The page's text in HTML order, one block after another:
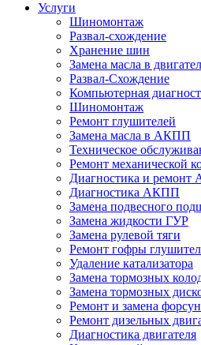
Услуги
Шиномонтаж
Развал-схождение
Хранение шин
Замена масла в
Развал-Схождение
Компьютерная
Шиномонтаж
Ремонт глушителей
Замена масла в АКПП
Техническое
Ремонт механической
Диагностика и
Диагностика АКПП
Замена подвесного
Замена жидкости ГУР
Замена рулевой тяги
Ремонт гофры
Удаление катализатора
Замена тормозных
Замена тормозных
Ремонт и замена
Ремонт дизельных
Диагностика двигателя